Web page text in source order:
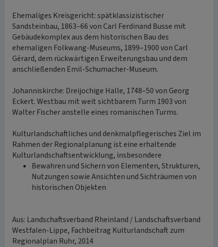
Ehemaliges Kreisgericht: spätklassizistischer
Sandsteinbau, 1863–66 von Carl Ferdinand Busse mit
Gebäudekomplex aus dem historischen Bau des
ehemaligen Folkwang-Museums, 1899–1900 von Carl
Gérard, dem rückwärtigen Erweiterungsbau und dem
anschließenden Emil-Schumacher-Museum.
Johanniskirche: Dreijochige Halle, 1748–50 von Georg
Eckert. Westbau mit weit sichtbarem Turm 1903 von
Walter Fischer anstelle eines romanischen Turms.
Kulturlandschaftliches und denkmalpflegerisches Ziel im
Rahmen der Regionalplanung ist eine erhaltende
Kulturlandschaftsentwicklung, insbesondere
Bewahren und Sichern von Elementen, Strukturen,
Nutzungen sowie Ansichten und Sichträumen von
historischen Objekten
Aus: Landschaftsverband Rheinland / Landschaftsverband
Westfalen-Lippe, Fachbeitrag Kulturlandschaft zum
Regionalplan Ruhr, 2014